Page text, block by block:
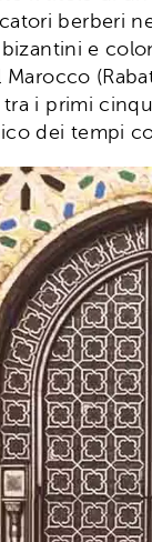
berberi
e
tra i primi
dei tempi